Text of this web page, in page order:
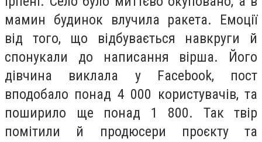
мамин будинок влучила ракета. Емоції
від того, що відбувається навкруги й
спонукали до написання вірша. Його
дівчина виклала у Facebook, пост
вподобало понад 4 000 користувачів, та
поширило ще понад 1 800. Так твір
помітили й продюсери проєкту та